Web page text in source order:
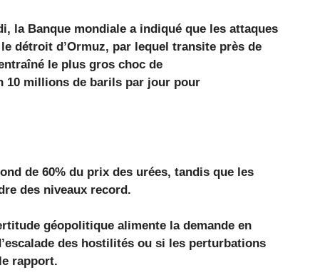
la Banque mondiale a indiqué que les attaques
détroit d’Ormuz, par lequel transite près de
le plus gros choc de
10 millions de barils par jour pour
de 60% du prix des urées, tandis que les
des niveaux record.
géopolitique alimente la demande en
des hostilités ou si les perturbations
rapport.